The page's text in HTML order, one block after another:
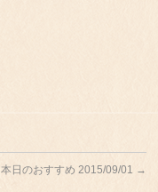
本日のおすすめ 2015/09/01 →